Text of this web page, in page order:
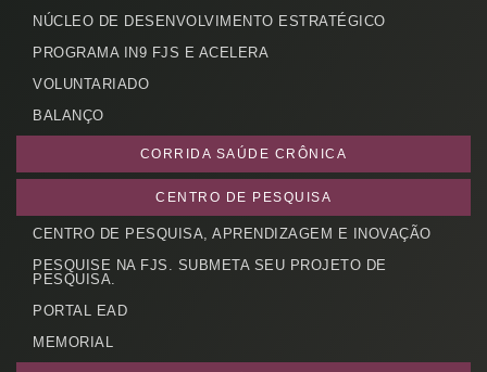
NÚCLEO DE DESENVOLVIMENTO ESTRATÉGICO
PROGRAMA IN9 FJS E ACELERA
VOLUNTARIADO
BALANÇO
CORRIDA SAÚDE CRÔNICA
CENTRO DE PESQUISA
CENTRO DE PESQUISA, APRENDIZAGEM E INOVAÇÃO
PESQUISE NA FJS. SUBMETA SEU PROJETO DE
PESQUISA.
PORTAL EAD
MEMORIAL